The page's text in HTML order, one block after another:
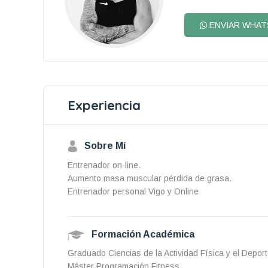
ENVIAR
Experiencia
Sobre Mí
Entrenador on-line.
Aumento masa muscular pérdida de grasa.
Entrenador personal Vigo y Online
Formación Académica
Graduado Ciencias de la Actividad Física y el